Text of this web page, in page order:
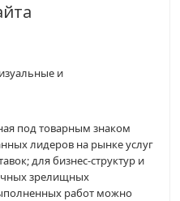
и
под товарным знаком
лидеров на рынке услуг
для бизнес-структур и
зрелищных
работ можно